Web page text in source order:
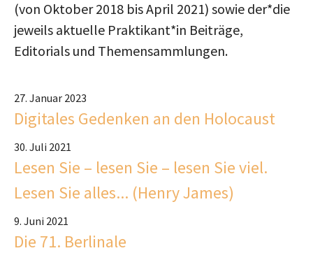
(von Oktober 2018 bis April 2021) sowie der*die
jeweils aktuelle Praktikant*in Beiträge,
Editorials und Themensammlungen.
27. Januar 2023
Digitales Gedenken an den Holocaust
30. Juli 2021
Lesen Sie – lesen Sie – lesen Sie viel.
Lesen Sie alles... (Henry James)
9. Juni 2021
Die 71. Berlinale